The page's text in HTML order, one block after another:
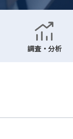
調査・分析